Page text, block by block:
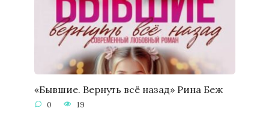
«Бывшие. Вернуть всё назад» Рина Беж
0 19